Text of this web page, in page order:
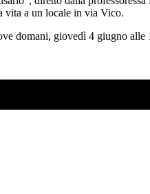
vita a un locale in via Vico.
domani, giovedì 4 giugno